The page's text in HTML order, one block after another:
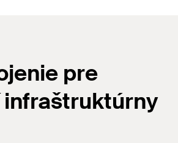
pre
infraštruktúrny